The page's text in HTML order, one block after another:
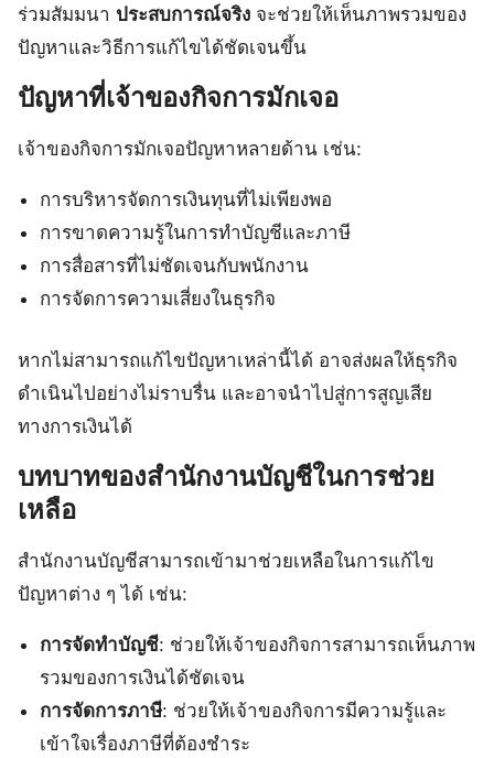
ร่วมสัมมนา ประสบการณ์จริง จะช่วยให้เห็นภาพรวมของ
ปัญหาและวิธีการแก้ไขได้ชัดเจนขึ้น
ปัญหาที่เจ้าของกิจการมักเจอ
เจ้าของกิจการมักเจอปัญหาหลายด้าน เช่น:
การบริหารจัดการเงินทุนที่ไม่เพียงพอ
การขาดความรู้ในการทำบัญชีและภาษี
การสื่อสารที่ไม่ชัดเจนกับพนักงาน
การจัดการความเสี่ยงในธุรกิจ
หากไม่สามารถแก้ไขปัญหาเหล่านี้ได้ อาจส่งผลให้ธุรกิจ
ดำเนินไปอย่างไม่ราบรื่น และอาจนำไปสู่การสูญเสีย
ทางการเงินได้
บทบาทของสำนักงานบัญชีในการช่วย
เหลือ
สำนักงานบัญชีสามารถเข้ามาช่วยเหลือในการแก้ไข
ปัญหาต่าง ๆ ได้ เช่น:
การจัดทำบัญชี: ช่วยให้เจ้าของกิจการสามารถเห็นภาพ
รวมของการเงินได้ชัดเจน
การจัดการภาษี: ช่วยให้เจ้าของกิจการมีความรู้และ
เข้าใจเรื่องภาษีที่ต้องชำระ